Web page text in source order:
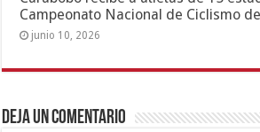
Campeonato Nacional de Ciclismo
junio 10, 2026
Deja un comentario